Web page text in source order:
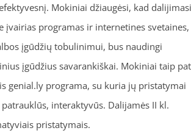
Mokiniai džiaugėsi, kad
įvairias programas ir internetines svetaines,
įgūdžių tobulinimui, bus naudingi
įgūdžius savarankiškai. Mokiniai taip pat
genial.ly programa, su kuria jų pristatymai
interaktyvūs. Dalijamės II kl.
pristatymais.